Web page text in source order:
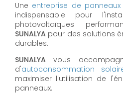
Une entreprise de
indispensable pour
photovoltaïques
SUNALYA pour des solutions
durables.
SUNALYA vous
d'autoconsommation
maximiser l'utilisation de
panneaux.